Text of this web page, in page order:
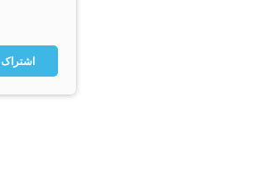
اشتراک